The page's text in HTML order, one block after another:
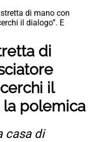
di mano con
il dialogo”. E
di
il
la polemica
casa di